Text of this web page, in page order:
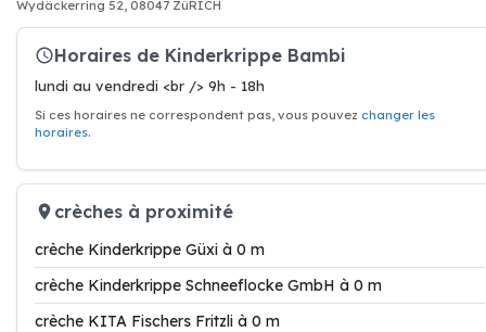
Wydäckerring 52, 08047 ZüRICH
Horaires de Kinderkrippe Bambi
lundi au vendredi <br /> 9h - 18h
Si ces horaires ne correspondent pas, vous pouvez changer les
horaires.
crèches à proximité
crèche Kinderkrippe Güxi à 0 m
crèche Kinderkrippe Schneeflocke GmbH à 0 m
crèche KITA Fischers Fritzli à 0 m